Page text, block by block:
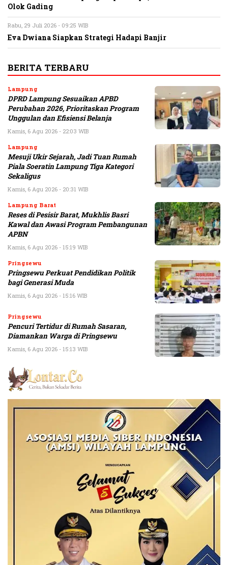
Olok Gading
Rabu, 29 Juli 2026 - 09:25 WIB
Eva Dwiana Siapkan Strategi Hadapi Banjir
BERITA TERBARU
Lampung
DPRD Lampung Sesuaikan APBD
Perubahan 2026, Prioritaskan Program
Unggulan dan Efisiensi Belanja
Kamis, 6 Agu 2026 - 22:03 WIB
Lampung
Mesuji Ukir Sejarah, Jadi Tuan Rumah
Piala Soeratin Lampung Tiga Kategori
Sekaligus
Kamis, 6 Agu 2026 - 20:31 WIB
Lampung Barat
Reses di Pesisir Barat, Mukhlis Basri
Kawal dan Awasi Program Pembangunan
APBN
Kamis, 6 Agu 2026 - 15:19 WIB
Pringsewu
Pringsewu Perkuat Pendidikan Politik
bagi Generasi Muda
Kamis, 6 Agu 2026 - 15:16 WIB
Pringsewu
Pencuri Tertidur di Rumah Sasaran,
Diamankan Warga di Pringsewu
Kamis, 6 Agu 2026 - 15:13 WIB